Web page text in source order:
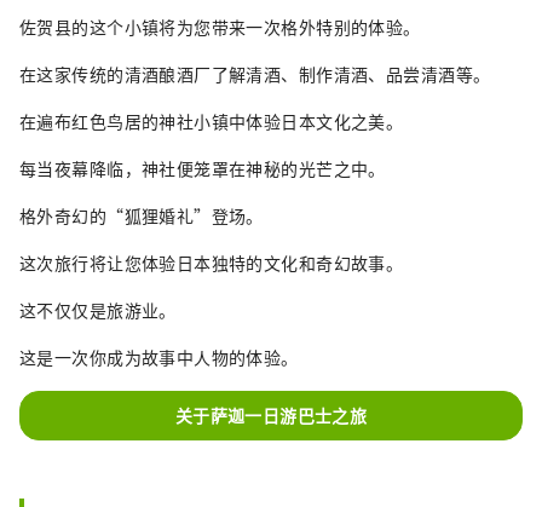
佐贺县的这个小镇将为您带来一次格外特别的体验。
在这家传统的清酒酿酒厂了解清酒、制作清酒、品尝清酒等。
在遍布红色鸟居的神社小镇中体验日本文化之美。
每当夜幕降临，神社便笼罩在神秘的光芒之中。
格外奇幻的“狐狸婚礼”登场。
这次旅行将让您体验日本独特的文化和奇幻故事。
这不仅仅是旅游业。
这是一次你成为故事中人物的体验。
关于萨迦一日游巴士之旅